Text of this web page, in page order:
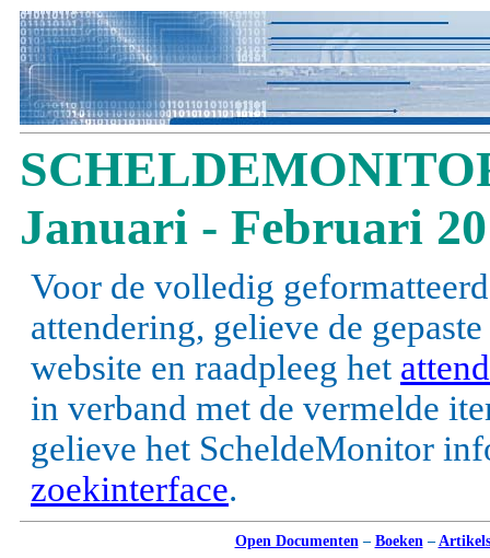
Januari - Februari
Voor de volledig
attendering, gelieve de
website en raadpleeg het
in verband met de vermelde
gelieve het ScheldeMonitor
zoekinterface.
Open Documenten – Boeken –